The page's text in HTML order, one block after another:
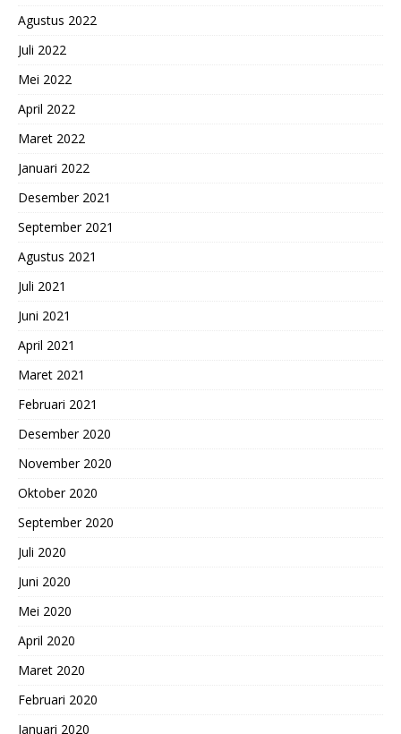
Agustus 2022
Juli 2022
Mei 2022
April 2022
Maret 2022
Januari 2022
Desember 2021
September 2021
Agustus 2021
Juli 2021
Juni 2021
April 2021
Maret 2021
Februari 2021
Desember 2020
November 2020
Oktober 2020
September 2020
Juli 2020
Juni 2020
Mei 2020
April 2020
Maret 2020
Februari 2020
Januari 2020